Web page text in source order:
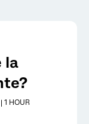
la
1 HOUR